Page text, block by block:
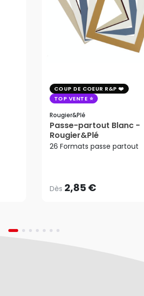
COUP DE COEUR R&P
TOP VENTE
Rougier&plé
Passe-partout Blanc -
Rougier&Plé
26 Formats passe partout
Dès 2,85 €
2,85 €